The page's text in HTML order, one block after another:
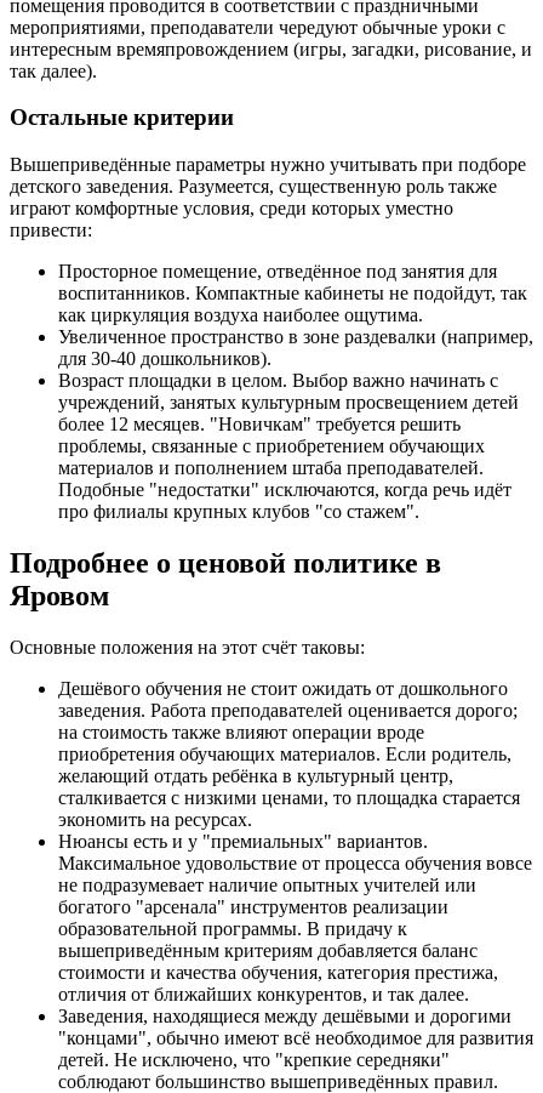
помещения проводится в соответствии с праздничными
мероприятиями, преподаватели чередуют обычные уроки с
интересным времяпровождением (игры, загадки, рисование, и
так далее).
Остальные критерии
Вышеприведённые параметры нужно учитывать при подборе
детского заведения. Разумеется, существенную роль также
играют комфортные условия, среди которых уместно
привести:
Просторное помещение, отведённое под занятия для
воспитанников. Компактные кабинеты не подойдут, так
как циркуляция воздуха наиболее ощутима.
Увеличенное пространство в зоне раздевалки (например,
для 30-40 дошкольников).
Возраст площадки в целом. Выбор важно начинать с
учреждений, занятых культурным просвещением детей
более 12 месяцев. "Новичкам" требуется решить
проблемы, связанные с приобретением обучающих
материалов и пополнением штаба преподавателей.
Подобные "недостатки" исключаются, когда речь идёт
про филиалы крупных клубов "со стажем".
Подробнее о ценовой политике в
Яровом
Основные положения на этот счёт таковы:
Дешёвого обучения не стоит ожидать от дошкольного
заведения. Работа преподавателей оценивается дорого;
на стоимость также влияют операции вроде
приобретения обучающих материалов. Если родитель,
желающий отдать ребёнка в культурный центр,
сталкивается с низкими ценами, то площадка старается
экономить на ресурсах.
Нюансы есть и у "премиальных" вариантов.
Максимальное удовольствие от процесса обучения вовсе
не подразумевает наличие опытных учителей или
богатого "арсенала" инструментов реализации
образовательной программы. В придачу к
вышеприведённым критериям добавляется баланс
стоимости и качества обучения, категория престижа,
отличия от ближайших конкурентов, и так далее.
Заведения, находящиеся между дешёвыми и дорогими
"концами", обычно имеют всё необходимое для развития
детей. Не исключено, что "крепкие середняки"
соблюдают большинство вышеприведённых правил.